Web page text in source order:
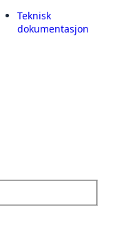
Teknisk
dokumentasjon